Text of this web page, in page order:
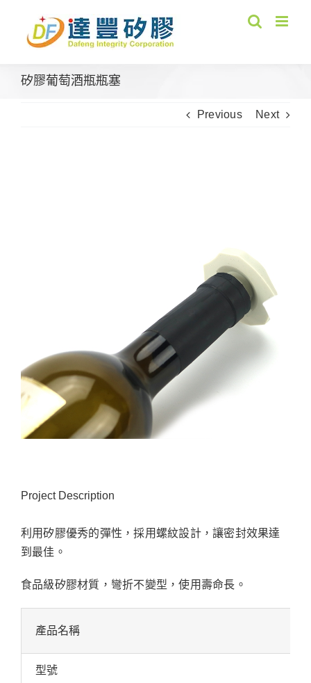
content
矽膠葡萄酒瓶瓶塞
Previous Next
Project Description
利用矽膠優秀的彈性，採用螺紋設計，讓密封效果達
到最佳。
食品級矽膠材質，彎折不變型，使用壽命長。
產品名稱
型號